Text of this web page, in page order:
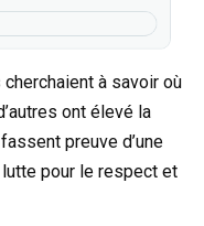
à savoir où
ont élevé la
preuve d’une
pour le respect et